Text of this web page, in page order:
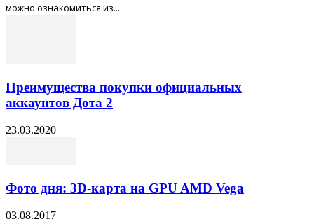
можно ознакомиться из...
Преимущества покупки официальных
аккаунтов Дота 2
23.03.2020
Фото дня: 3D-карта на GPU AMD Vega
03.08.2017